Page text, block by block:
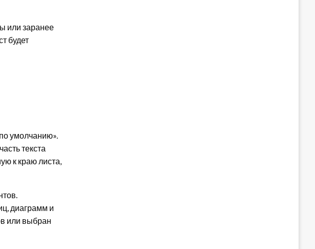
или заранее
будет
умолчанию».
текста
к краю листа,
диаграмм и
или выбран